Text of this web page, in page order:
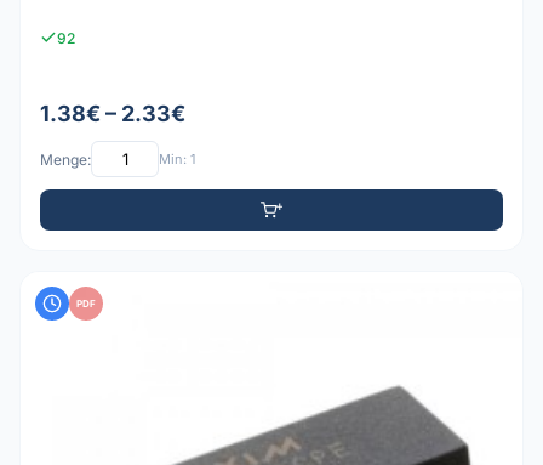
92
1.38€ – 2.33€
Menge: Min: 1
PDF